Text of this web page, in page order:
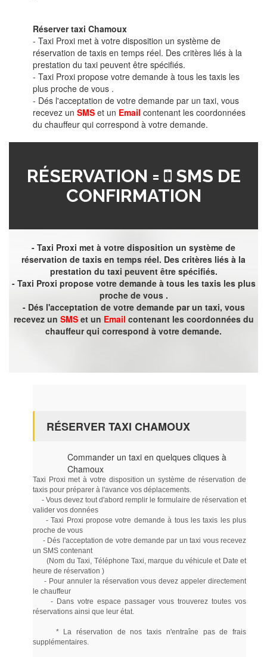
Réserver taxi Chamoux
- Taxi Proxi met à votre disposition un système de
réservation de taxis en temps réel. Des critères liés à la
prestation du taxi peuvent être spécifiés.
- Taxi Proxi propose votre demande à tous les taxis les
plus proche de vous .
- Dés l'acceptation de votre demande par un taxi, vous
recevez un SMS et un Email contenant les coordonnées
du chauffeur qui correspond à votre demande.
RÉSERVATION =
SMS DE
CONFIRMATION
- Taxi Proxi met à votre disposition un système de
réservation de taxis en temps réel. Des critères liés à la
prestation du taxi peuvent être spécifiés.
- Taxi Proxi propose votre demande à tous les taxis les plus
proche de vous .
- Dés l'acceptation de votre demande par un taxi, vous
recevez un SMSet un Email contenant les coordonnées du
chauffeur qui correspond à votre demande.
RÉSERVER TAXI CHAMOUX
Commander un taxi en quelques cliques à
Chamoux
Taxi Proxi met à votre disposition un système de réservation de
taxis pour préparer à l'avance vos déplacements.
- Vous devez tout d'abord remplir le formulaire de réservation et
valider vos données
- Taxi Proxi propose votre demande à tous les taxis les plus
proche de vous
- Dés l'acceptation de votre demande par un taxi vous recevez
un SMS contenant
(Nom du Taxi, Téléphone Taxi, marque du véhicule et Date et
heure de réservation )
- Pour annuler la réservation vous devez appeler directement
le chauffeur
- Dans votre espace passager vous trouverez toutes vos
réservations ainsi que leur état.
* La réservation de nos taxis n'entraîne pas de frais
supplémentaires.